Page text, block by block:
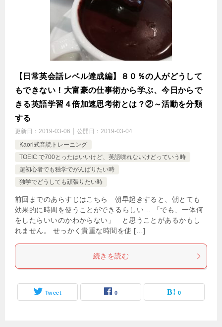
【日常英会話レベル達成編】８０％の人がどうして
もできない！大富豪の仕事術から学ぶ、今日からで
きる英語学習４倍加速思考術とは？②～活動を分類
する
更新日： 2019-03-06 公開日： 2019-03-04
Kaori式音読トレーニング
TOEIC で700とったはいいけど、英語喋れないけどっていう時
超初心者でも独学でがんばりたい時
独学でどうしても頑張りたい時
前回までのあらすじはこちら 朝早起きすると、朝とても
効果的に時間を使うことができるらしい… 「でも、一体何
をしたらいいのかわからない」 と思うことがあるかもし
れません。 せっかく貴重な時間を使 […]
続きを読む
Tweet 0 0